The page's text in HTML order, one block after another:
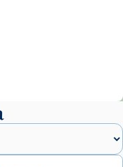
missa de Les